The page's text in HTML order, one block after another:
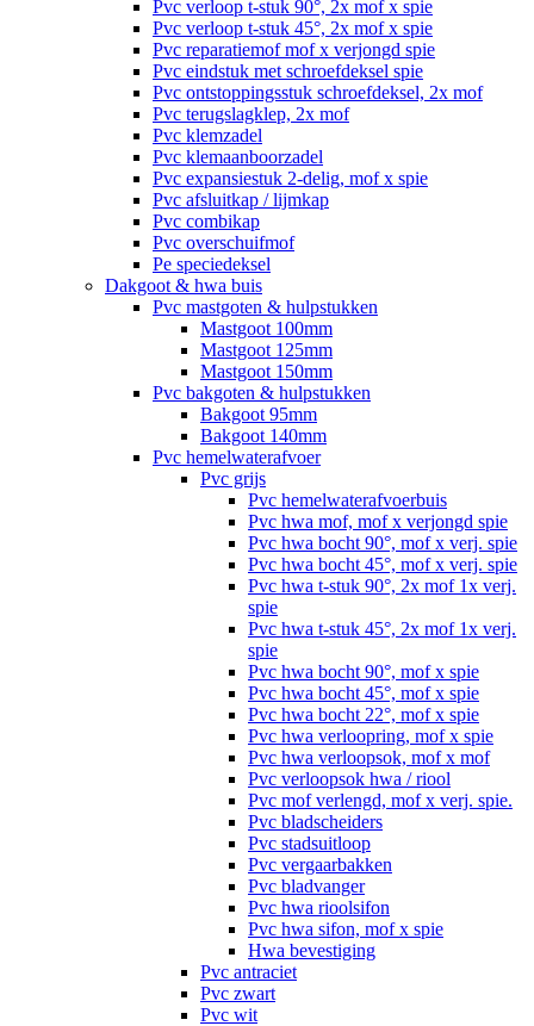
Pvc verloop t-stuk 90°, 2x mof x spie
Pvc verloop t-stuk 45°, 2x mof x spie
Pvc reparatiemof mof x verjongd spie
Pvc eindstuk met schroefdeksel spie
Pvc ontstoppingsstuk schroefdeksel, 2x mof
Pvc terugslagklep, 2x mof
Pvc klemzadel
Pvc klemaanboorzadel
Pvc expansiestuk 2-delig, mof x spie
Pvc afsluitkap / lijmkap
Pvc combikap
Pvc overschuifmof
Pe speciedeksel
Dakgoot & hwa buis
Pvc mastgoten & hulpstukken
Mastgoot 100mm
Mastgoot 125mm
Mastgoot 150mm
Pvc bakgoten & hulpstukken
Bakgoot 95mm
Bakgoot 140mm
Pvc hemelwaterafvoer
Pvc grijs
Pvc hemelwaterafvoerbuis
Pvc hwa mof, mof x verjongd spie
Pvc hwa bocht 90°, mof x verj. spie
Pvc hwa bocht 45°, mof x verj. spie
Pvc hwa t-stuk 90°, 2x mof 1x verj.
spie
Pvc hwa t-stuk 45°, 2x mof 1x verj.
spie
Pvc hwa bocht 90°, mof x spie
Pvc hwa bocht 45°, mof x spie
Pvc hwa bocht 22°, mof x spie
Pvc hwa verloopring, mof x spie
Pvc hwa verloopsok, mof x mof
Pvc verloopsok hwa / riool
Pvc mof verlengd, mof x verj. spie.
Pvc bladscheiders
Pvc stadsuitloop
Pvc vergaarbakken
Pvc bladvanger
Pvc hwa rioolsifon
Pvc hwa sifon, mof x spie
Hwa bevestiging
Pvc antraciet
Pvc zwart
Pvc wit